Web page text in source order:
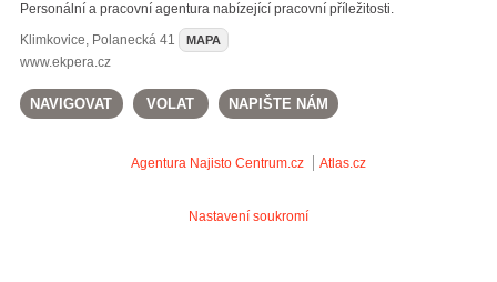
Práce v erotice (16)
Personální a pracovní agentura nabízející pracovní příležitosti.
Klimkovice, Polanecká 41 MAPA
www.ekpera.cz
NAVIGOVAT VOLAT NAPIŠTE NÁM
Agentura Najisto Centrum.cz Atlas.cz
Nastavení soukromí